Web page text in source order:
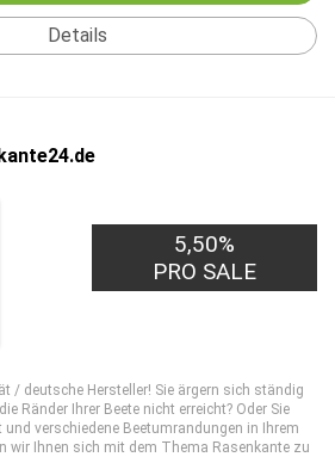
Details
5,50%
PRO SALE
/ deutsche Hersteller! Sie ärgern sich ständig
Ränder Ihrer Beete nicht erreicht? Oder Sie
verschiedene Beetumrandungen in Ihrem
wir Ihnen sich mit dem Thema Rasenkante zu